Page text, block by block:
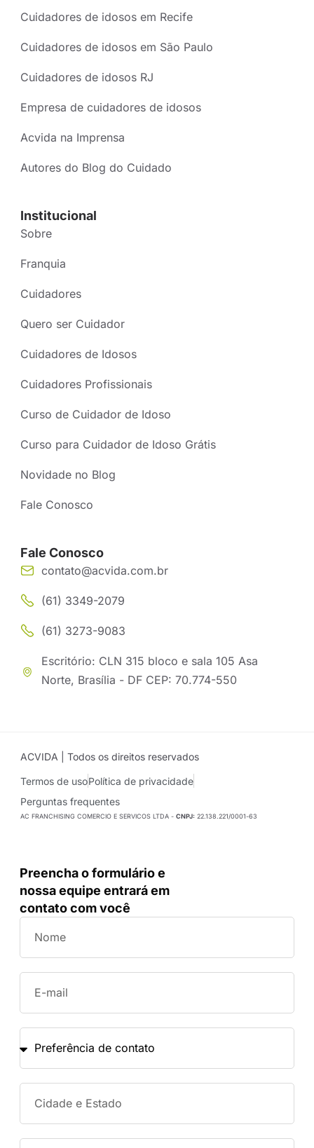
Cuidadores de idosos em Recife
Cuidadores de idosos em São Paulo
Cuidadores de idosos RJ
Empresa de cuidadores de idosos
Acvida na Imprensa
Autores do Blog do Cuidado
Institucional
Sobre
Franquia
Cuidadores
Quero ser Cuidador
Cuidadores de Idosos
Cuidadores Profissionais
Curso de Cuidador de Idoso
Curso para Cuidador de Idoso Grátis
Novidade no Blog
Fale Conosco
Fale Conosco
contato@acvida.com.br
(61) 3349-2079
(61) 3273-9083
Escritório: CLN 315 bloco e sala 105 Asa
Norte, Brasília - DF CEP: 70.774-550
ACVIDA | Todos os direitos reservados
Termos de usoPolítica de privacidade
Perguntas frequentes
AC FRANCHISING COMERCIO E SERVICOS LTDA - CNPJ: 22.138.221/0001-63
Preencha o formulário e
nossa equipe entrará em
contato com você